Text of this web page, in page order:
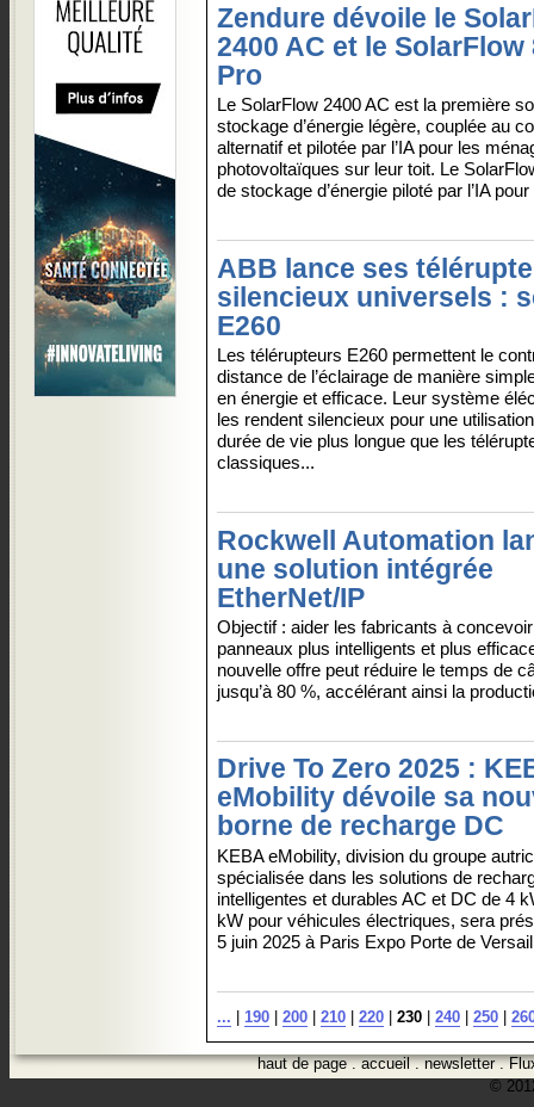
Zendure dévoile le
2400 AC et le SolarFlow
Pro
Le SolarFlow 2400 AC est la première
stockage d’énergie légère, couplée au
alternatif et pilotée par l’IA pour les
photovoltaïques sur leur toit. Le
de stockage d’énergie piloté par l’IA
ABB lance ses
silencieux universels :
E260
Les télérupteurs E260 permettent le
distance de l’éclairage de manière
en énergie et efficace. Leur système
les rendent silencieux pour une
durée de vie plus longue que les
classiques...
Rockwell Automation
une solution intégrée
EtherNet/IP
Objectif : aider les fabricants à
panneaux plus intelligents et plus
nouvelle offre peut réduire le temps de
jusqu’à 80 %, accélérant ainsi la
Drive To Zero 2025 :
eMobility dévoile sa
borne de recharge DC
KEBA eMobility, division du groupe
spécialisée dans les solutions de
intelligentes et durables AC et DC de 4
kW pour véhicules électriques, sera
5 juin 2025 à Paris Expo Porte de
... | 190 | 200 | 210 | 220 | 230 | 240 | 250 |
haut de page.accueil.newsletter.
©